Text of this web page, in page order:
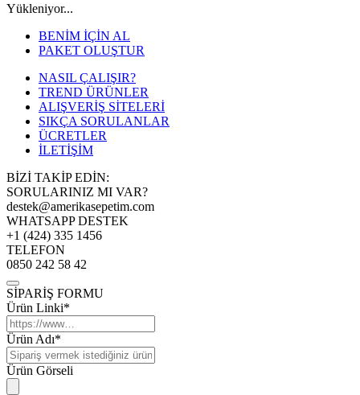
Yükleniyor...
BENİM İÇİN AL
PAKET OLUŞTUR
NASIL ÇALIŞIR?
TREND ÜRÜNLER
ALIŞVERİŞ SİTELERİ
SIKÇA SORULANLAR
ÜCRETLER
İLETİŞİM
BİZİ TAKİP EDİN:
SORULARINIZ MI VAR?
destek@amerikasepetim.com
WHATSAPP DESTEK
+1 (424) 335 1456
TELEFON
0850 242 58 42
SİPARİŞ FORMU
Ürün Linki*
Ürün Adı*
Ürün Görseli